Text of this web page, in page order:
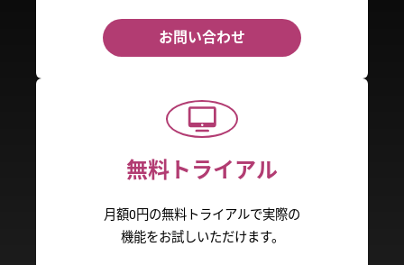
お問い合わせ
無料トライアル
月額0円の無料トライアルで実際の
機能をお試しいただけます。